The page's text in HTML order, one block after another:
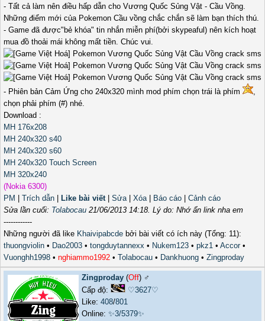
- Tất cả làm nên điều hấp dẫn cho Vương Quốc Sủng Vật - Cầu Vồng.
Những điểm mới của Pokemon Cầu vồng chắc chắn sẽ làm bạn thích thú.
- Game đã được"bẻ khóa" tin nhắn miễn phí(bởi skypeaful) nên kích hoạt
mua đồ thoải mái không mất tiền. Chúc vui.
- Phiên bản Cảm Ứng cho 240x320 mình mod phím chọn trái là phím
,
chọn phải phím (#) nhé.
Download :
MH 176x208
MH 240x320 s40
MH 240x320 s60
MH 240x320 Touch Screen
MH 320x240
(Nokia 6300)
PM
Trích dẫn Like bài viết| Sửa| Xóa| Báo cáo
Cảnh cáo
Sửa lần cuối: Tolabocau 21/06/2013 14:18. Lý do: Nhớ ẩn link nha em
------------
Những người đã like Khaivipabcde bởi bài viết có ích này (Tổng: 11):
thuongviolin • Dao2003 • tongduytannexx • Nukem123 • pkz1 • Accor•
Vuonghh1998 • nghiammo1992 • Tolabocau • Dankhuong • Zingproday
Zingproday (Off) ♂️
Cấp độ:
♡3627♡
Like: 408/801
Online: ✨3/5379✨